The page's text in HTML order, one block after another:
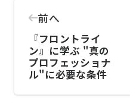
前へ
『フロントライ
ン』に学ぶ "真の
プロフェッショナ
ル"に必要な条件